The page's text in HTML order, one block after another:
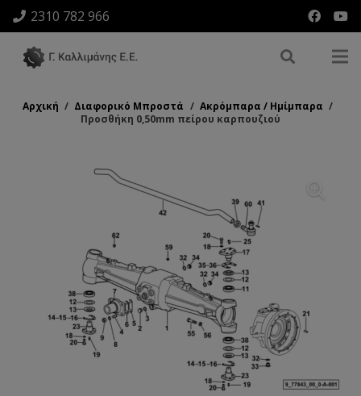
2310 782 966
Αρχική / Διαφορικό Μπροστά / Ακρόμπαρα / Ημίμπαρα /
Προσθήκη 0,50mm πείρου καρπουζιού